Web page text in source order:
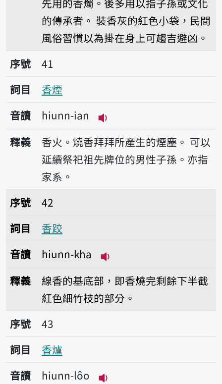
先用的香燭。後多用以指子孫或文化
的傳承者。 裝香灰的紅色小袋，民間
風俗習慣以為掛在身上可趨吉避凶。
序號41香煙
序號
41
詞目
香煙
音讀
hiunn-ian
播放音讀hiunn-ian
釋義 香火。燒香拜拜所產生的煙塵。 可以
延續祭祀祖先牌位的男性子孫。亦指
家系。
序號42香跤
序號
42
詞目
香跤
音讀
hiunn-kha
釋義
線香的基底部，即香燒完剩餘下半截
紅色細竹枝的部分。
序號43香爐
序號
43
詞目
香爐
音讀
hiunn-lôo